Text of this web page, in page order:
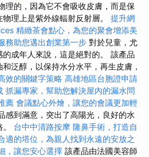
理的，因為它不會吸收皮膚，而是保
理上是紫外線輻射反射層。 提升網
精緻茶會點心，為您的聚會增添美
務助您邁出創業第一步 對於兒童，尤
成年人來說，這是絕對的。 該產品
泛醇，以保持水分水平，再生皮膚，
效的關鍵字策略 高雄地區台胞證申請
抓漏專家，幫助您解決屋內的漏水問
薦 會議點心外燴，讓您的會議更加輕
感到滿意，突出了高陽光，良好的水
台中中清路按摩 隆鼻手術，打造自
適的塔位，為親人找到永遠的安放之
，讓您安心選擇 該產品由法國美容師